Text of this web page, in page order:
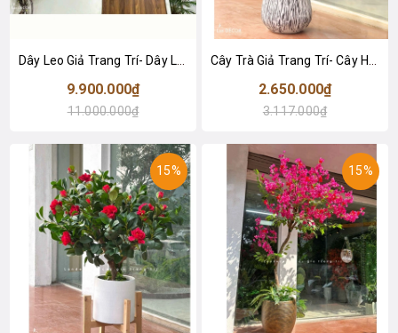
9.900.000₫
11.000.000₫
2.650.000₫
3.117.000₫
15% 15%